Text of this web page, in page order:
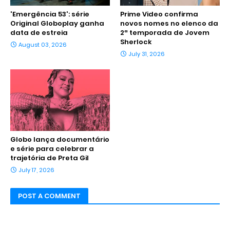
'Emergência 53': série
Original Globoplay ganha
data de estreia
August 03, 2026
Prime Video confirma
novos nomes no elenco da
2ª temporada de Jovem
Sherlock
July 31, 2026
Globo lança documentário
e série para celebrar a
trajetória de Preta Gil
July 17, 2026
POST A COMMENT